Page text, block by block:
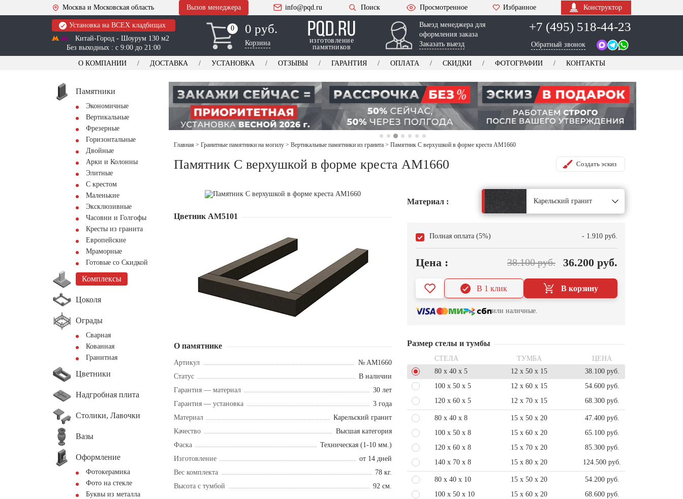
Москва и Московская область Вызов менеджера info@pqd.ru Поиск Просмотренное Избранное Конструктор
Установка на ВСЕХ кладбищах
Китай-Город - Шоурум 130 м2
Без выходных : с 9:00 до 21:00
0
0 0 руб.
Корзина
изготовление
памятников
Выезд менеджера для
оформления заказа
Заказать выезд
+7 (495) 518-44-23
Обратный звонок
О КОМПАНИИ ДОСТАВКА УСТАНОВКА ОТЗЫВЫ ГАРАНТИЯ ОПЛАТА СКИДКИ ФОТОГРАФИИ КОНТАКТЫ
Памятники
Экономичные
Вертикальные
Фрезерные
Горизонтальные
Двойные
Арки и Колонны
Элитные
С крестом
Маленькие
Эксклюзивные
Часовни и Голгофы
Кресты из гранита
Европейские
Мраморные
Готовые со Скидкой
Комплексы
Цоколя
Ограды
Сварная
Кованная
Гранитная
Цветники
Надгробная плита
Столики, Лавочки
Вазы
Оформление
Фотокерамика
Фото на стекле
Буквы из металла
Главная > Гранитные памятники на могилу > Вертикальные памятники из гранита > Памятник С верхушкой в форме креста AM1660
Памятник С верхушкой в форме креста AM1660 Создать эскиз
Цветник АМ5101
О памятнике
Артикул
№ AM1660
Статус
В наличии
Гарантия — материал
30 лет
Гарантия — установка
3 года
Материал
Карельский гранит
Качество
Высшая категория
Фаска
Техническая (1-10 мм.)
Изготовление
от 14 дней
Вес комплекта
78 кг.
Высота с тумбой
92 см.
Материал : Карельский гранит
Полная оплата (5%) - 1.910 руб.
Цена : 38.100 руб. 36.200 руб.
В корзину
В 1 клик
или наличные.
Размер стелы и тумбы
СТЕЛА ТУМБА
ЦЕНА
80 x 40 x 5
12 x 50 x 15
38.100 руб.
100 x 50 x 5
12 x 60 x 15
54.600 руб.
120 x 60 x 5
12 x 70 x 15 68.300 руб.
80 x 40 x 8 15 x 50 x 20
47.400 руб.
100 x 50 x 8
15 x 60 x 20
65.100 руб.
120 x 60 x 8
15 x 70 x 20
85.300 руб.
140 x 70 x 8
15 x 80 x 20 124.500 руб.
80 x 40 x 10 15 x 50 x 20
54.200 руб.
100 x 50 x 10
15 x 60 x 20
68.600 руб.